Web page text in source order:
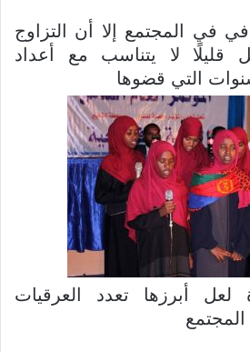
في المجتمع إلا أن التزاوج
قليلًا لا يتناسب مع أعداد
التي قضوها
لعل أبرزها تعدد العرقيات